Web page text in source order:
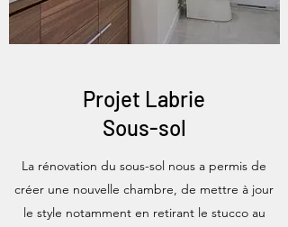
Projet Labrie
Sous-sol
La rénovation du sous-sol nous a permis de
créer une nouvelle chambre, de mettre à jour
le style notamment en retirant le stucco au